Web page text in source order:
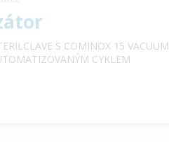
S COMINOX 15 VACUUM
CYKLEM